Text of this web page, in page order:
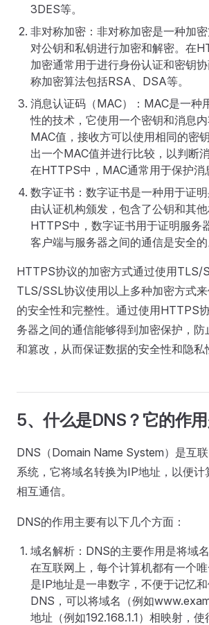
3DES等。
非对称加密：非对称加密是一种加
对公钥和私钥进行加密和解密。在
加密通常用于进行身份认证和密钥
称加密算法包括RSA、DSA等。
消息认证码（MAC）：MAC是一种
性的技术，它使用一个密钥和消息
MAC值，接收方可以使用相同的密
出一个MAC值并进行比较，以判断
在HTTPS中，MAC通常用于保护消
数字证书：数字证书是一种用于证
由认证机构颁发，包含了公钥和其
HTTPS中，数字证书用于证明服务
客户端与服务器之间的通信是安全的
HTTPS协议的加密方式通过使用TLS/
TLS/SSL协议使用以上多种加密方式
的安全性和完整性。通过使用HTTPS
务器之间的通信能够得到加密保护，防
和篡改，从而保证数据的安全性和隐私
5、什么是DNS？它的作
DNS（Domain Name System）是互
系统，它将域名转换为IP地址，以便计
相互通信。
DNS的作用主要有以下几个方面：
域名解析：DNS的主要作用是将域名
在互联网上，每个计算机都有一个
是IP地址是一串数字，不便于记忆
DNS，可以将域名（例如
地址（例如192.168.1.1）相映射，